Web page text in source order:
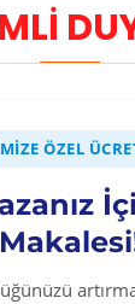
ÖZEL